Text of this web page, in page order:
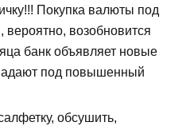
Покупка валюты под
вероятно, возобновится
банк объявляет новые
под повышенный
обсушить,